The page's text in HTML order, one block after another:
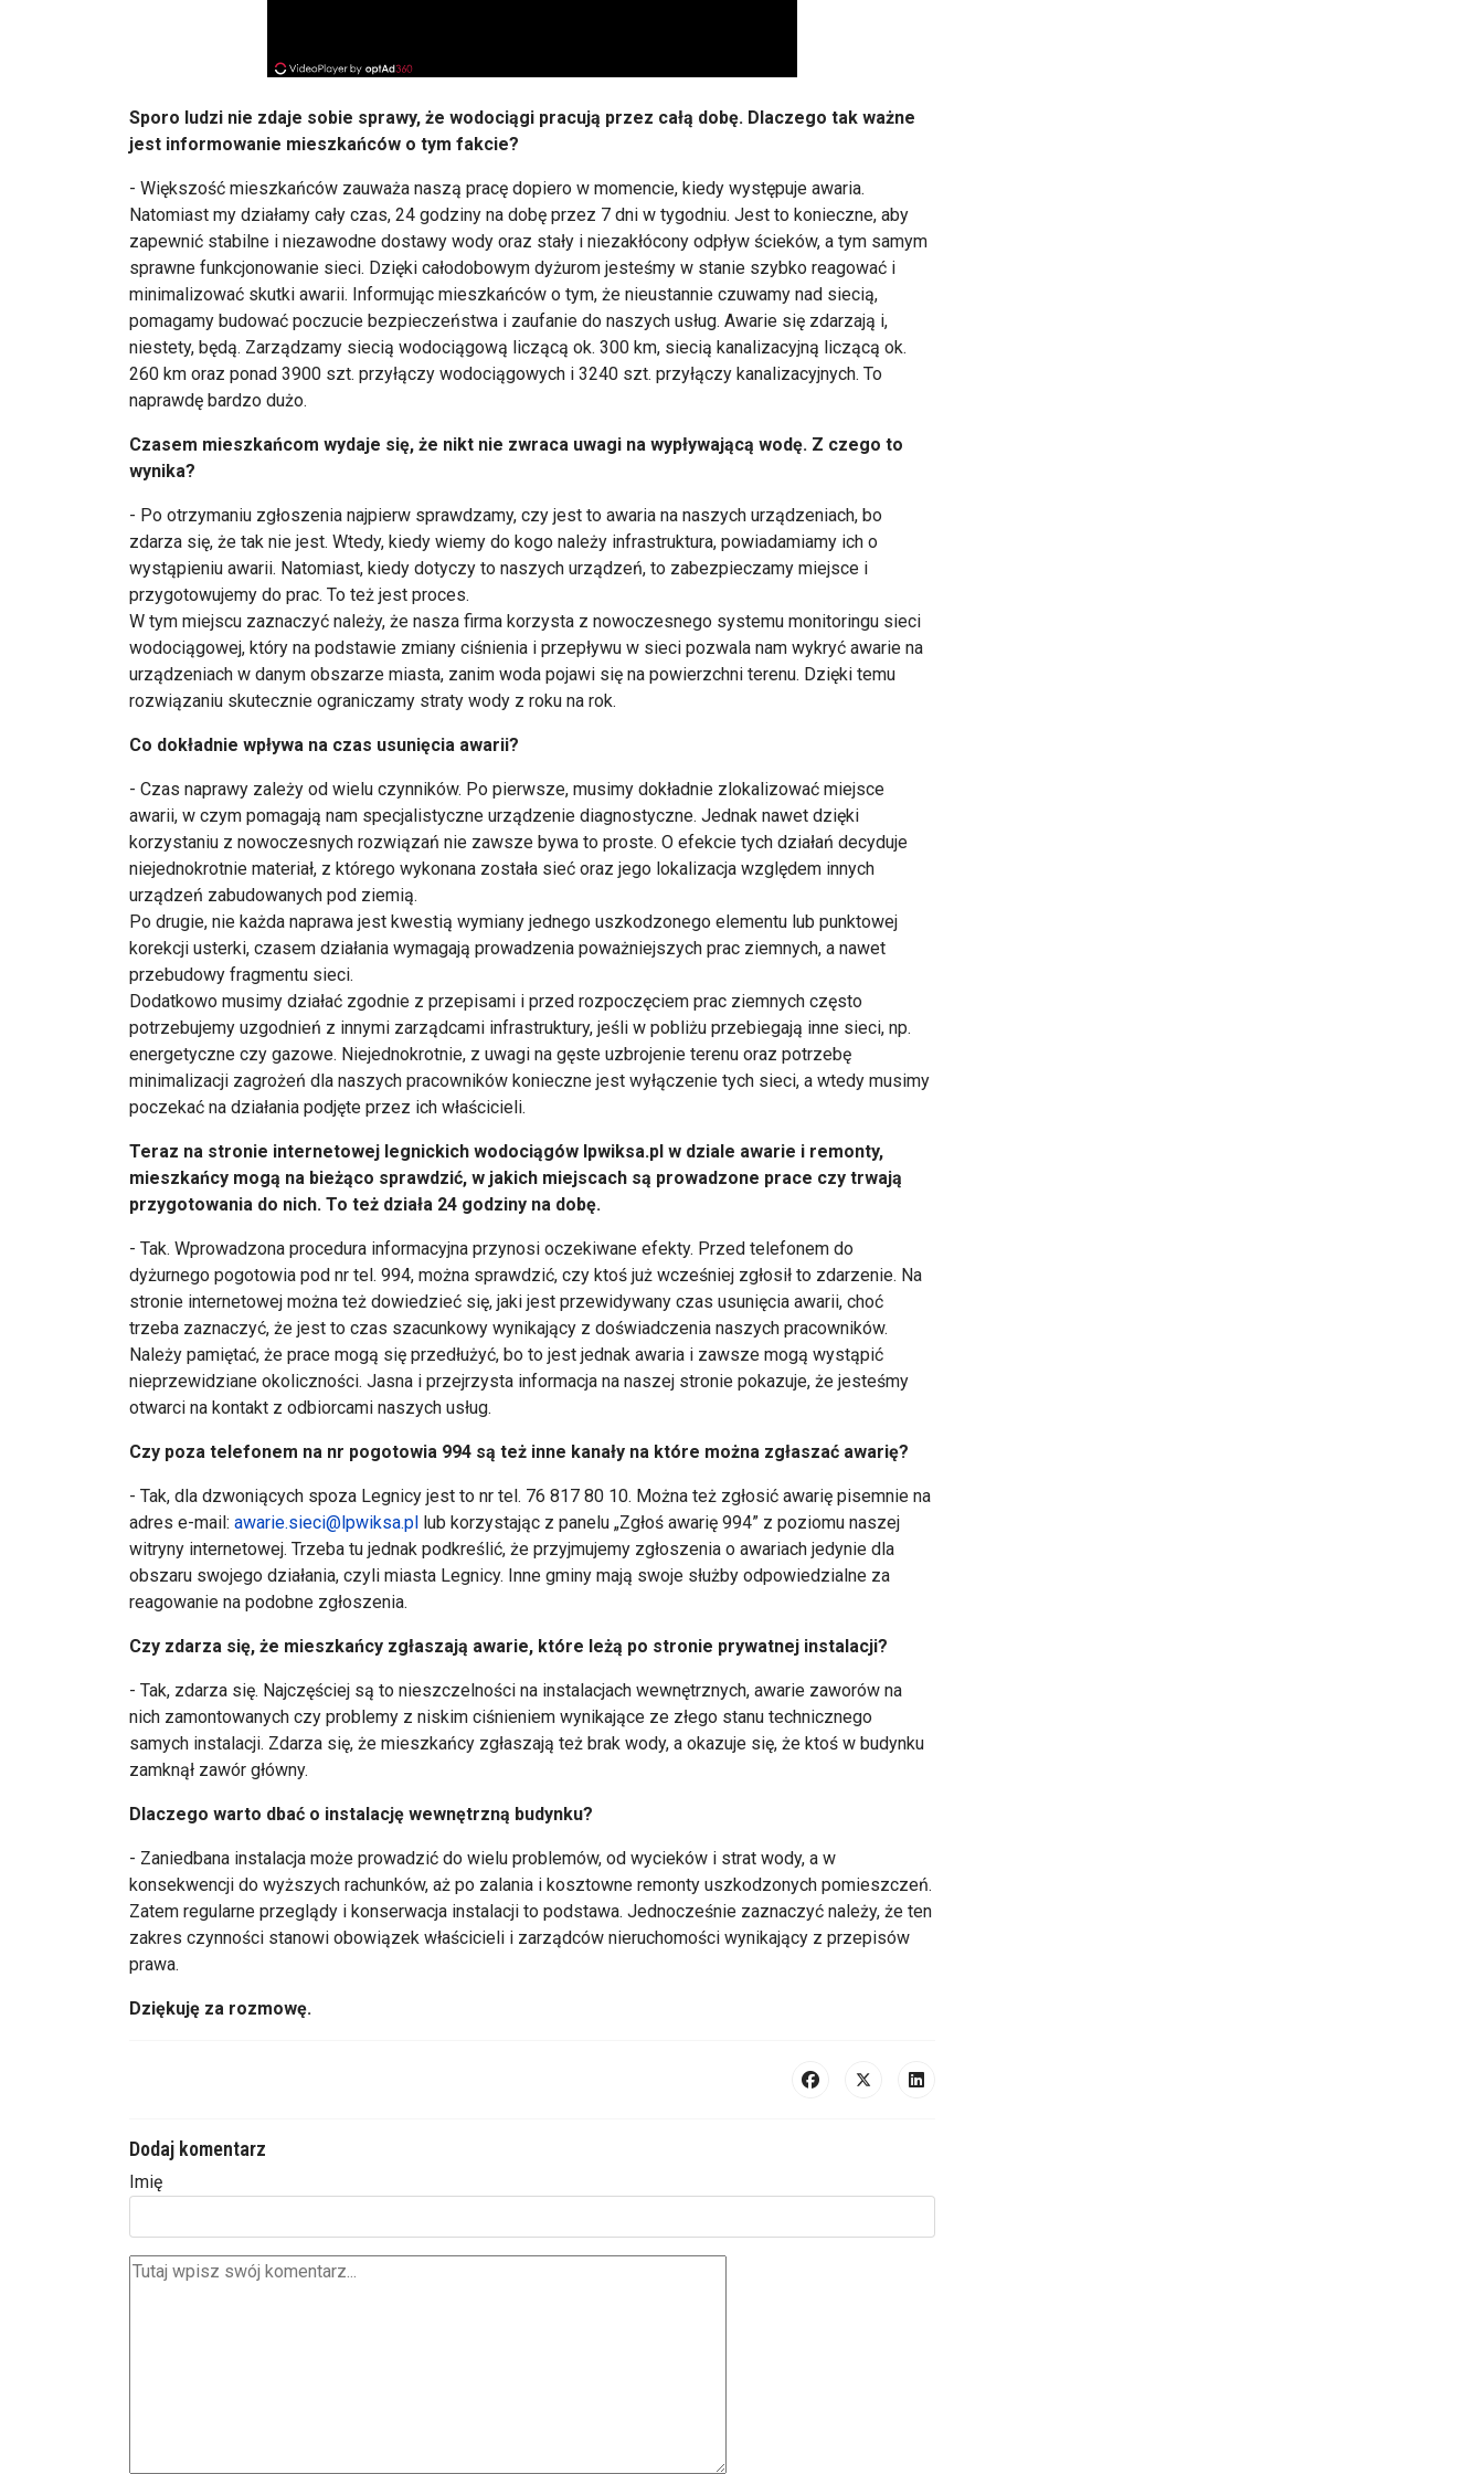
Sporo ludzi nie zdaje sobie sprawy, że wodociągi pracują przez całą dobę. Dlaczego tak ważne
jest informowanie mieszkańców o tym fakcie?
- Większość mieszkańców zauważa naszą pracę dopiero w momencie, kiedy występuje awaria.
Natomiast my działamy cały czas, 24 godziny na dobę przez 7 dni w tygodniu. Jest to konieczne, aby
zapewnić stabilne i niezawodne dostawy wody oraz stały i niezakłócony odpływ ścieków, a tym samym
sprawne funkcjonowanie sieci. Dzięki całodobowym dyżurom jesteśmy w stanie szybko reagować i
minimalizować skutki awarii. Informując mieszkańców o tym, że nieustannie czuwamy nad siecią,
pomagamy budować poczucie bezpieczeństwa i zaufanie do naszych usług. Awarie się zdarzają i,
niestety, będą. Zarządzamy siecią wodociągową liczącą ok. 300 km, siecią kanalizacyjną liczącą ok.
260 km oraz ponad 3900 szt. przyłączy wodociągowych i 3240 szt. przyłączy kanalizacyjnych. To
naprawdę bardzo dużo.
Czasem mieszkańcom wydaje się, że nikt nie zwraca uwagi na wypływającą wodę. Z czego to
wynika?
- Po otrzymaniu zgłoszenia najpierw sprawdzamy, czy jest to awaria na naszych urządzeniach, bo
zdarza się, że tak nie jest. Wtedy, kiedy wiemy do kogo należy infrastruktura, powiadamiamy ich o
wystąpieniu awarii. Natomiast, kiedy dotyczy to naszych urządzeń, to zabezpieczamy miejsce i
przygotowujemy do prac. To też jest proces.
W tym miejscu zaznaczyć należy, że nasza firma korzysta z nowoczesnego systemu monitoringu sieci
wodociągowej, który na podstawie zmiany ciśnienia i przepływu w sieci pozwala nam wykryć awarie na
urządzeniach w danym obszarze miasta, zanim woda pojawi się na powierzchni terenu. Dzięki temu
rozwiązaniu skutecznie ograniczamy straty wody z roku na rok.
Co dokładnie wpływa na czas usunięcia awarii?
- Czas naprawy zależy od wielu czynników. Po pierwsze, musimy dokładnie zlokalizować miejsce
awarii, w czym pomagają nam specjalistyczne urządzenie diagnostyczne. Jednak nawet dzięki
korzystaniu z nowoczesnych rozwiązań nie zawsze bywa to proste. O efekcie tych działań decyduje
niejednokrotnie materiał, z którego wykonana została sieć oraz jego lokalizacja względem innych
urządzeń zabudowanych pod ziemią.
Po drugie, nie każda naprawa jest kwestią wymiany jednego uszkodzonego elementu lub punktowej
korekcji usterki, czasem działania wymagają prowadzenia poważniejszych prac ziemnych, a nawet
przebudowy fragmentu sieci.
Dodatkowo musimy działać zgodnie z przepisami i przed rozpoczęciem prac ziemnych często
potrzebujemy uzgodnień z innymi zarządcami infrastruktury, jeśli w pobliżu przebiegają inne sieci, np.
energetyczne czy gazowe. Niejednokrotnie, z uwagi na gęste uzbrojenie terenu oraz potrzebę
minimalizacji zagrożeń dla naszych pracowników konieczne jest wyłączenie tych sieci, a wtedy musimy
poczekać na działania podjęte przez ich właścicieli.
Teraz na stronie internetowej legnickich wodociągów lpwiksa.pl w dziale awarie i remonty,
mieszkańcy mogą na bieżąco sprawdzić, w jakich miejscach są prowadzone prace czy trwają
przygotowania do nich. To też działa 24 godziny na dobę.
- Tak. Wprowadzona procedura informacyjna przynosi oczekiwane efekty. Przed telefonem do
dyżurnego pogotowia pod nr tel. 994, można sprawdzić, czy ktoś już wcześniej zgłosił to zdarzenie. Na
stronie internetowej można też dowiedzieć się, jaki jest przewidywany czas usunięcia awarii, choć
trzeba zaznaczyć, że jest to czas szacunkowy wynikający z doświadczenia naszych pracowników.
Należy pamiętać, że prace mogą się przedłużyć, bo to jest jednak awaria i zawsze mogą wystąpić
nieprzewidziane okoliczności. Jasna i przejrzysta informacja na naszej stronie pokazuje, że jesteśmy
otwarci na kontakt z odbiorcami naszych usług.
Czy poza telefonem na nr pogotowia 994 są też inne kanały na które można zgłaszać awarię?
- Tak, dla dzwoniących spoza Legnicy jest to nr tel. 76 817 80 10. Można też zgłosić awarię pisemnie na
adres e-mail: awarie.sieci@lpwiksa.pl lub korzystając z panelu „Zgłoś awarię 994” z poziomu naszej
witryny internetowej. Trzeba tu jednak podkreślić, że przyjmujemy zgłoszenia o awariach jedynie dla
obszaru swojego działania, czyli miasta Legnicy. Inne gminy mają swoje służby odpowiedzialne za
reagowanie na podobne zgłoszenia.
Czy zdarza się, że mieszkańcy zgłaszają awarie, które leżą po stronie prywatnej instalacji?
- Tak, zdarza się. Najczęściej są to nieszczelności na instalacjach wewnętrznych, awarie zaworów na
nich zamontowanych czy problemy z niskim ciśnieniem wynikające ze złego stanu technicznego
samych instalacji. Zdarza się, że mieszkańcy zgłaszają też brak wody, a okazuje się, że ktoś w budynku
zamknął zawór główny.
Dlaczego warto dbać o instalację wewnętrzną budynku?
- Zaniedbana instalacja może prowadzić do wielu problemów, od wycieków i strat wody, a w
konsekwencji do wyższych rachunków, aż po zalania i kosztowne remonty uszkodzonych pomieszczeń.
Zatem regularne przeglądy i konserwacja instalacji to podstawa. Jednocześnie zaznaczyć należy, że ten
zakres czynności stanowi obowiązek właścicieli i zarządców nieruchomości wynikający z przepisów
prawa.
Dziękuję za rozmowę.
Dodaj komentarz
Imię